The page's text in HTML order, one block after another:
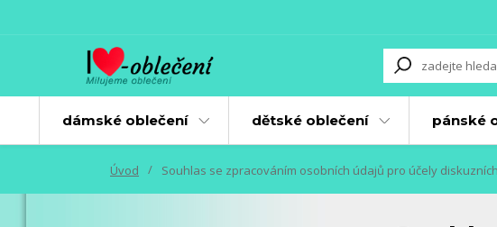
dámské oblečení dětské oblečení pánské
Úvod Souhlas se zpracováním osobních údajů pro účely